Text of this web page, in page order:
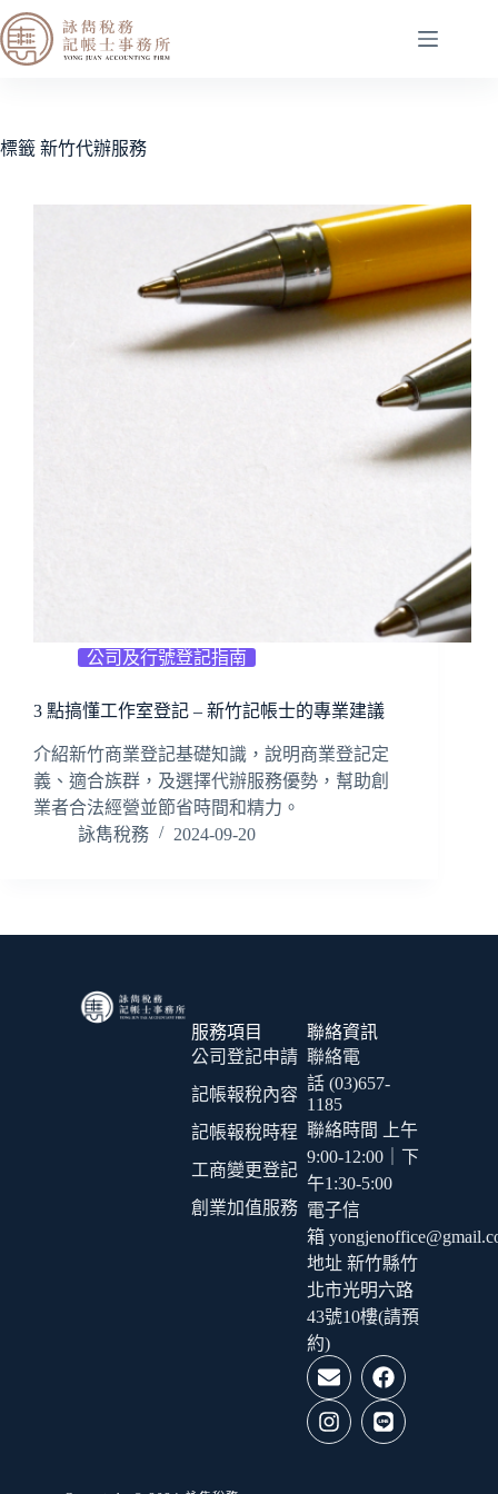
標籤 新竹代辦服務
公司及行號登記指南
3 點搞懂工作室登記 – 新竹記帳士的專業建議
介紹新竹商業登記基礎知識，說明商業登記定
義、適合族群，及選擇代辦服務優勢，幫助創
業者合法經營並節省時間和精力。
詠雋稅務
2024-09-20
服務項目
公司登記申請
記帳報稅內容
記帳報稅時程
工商變更登記
創業加值服務
聯絡資訊
聯絡電
話 (03)657-
1185
聯絡時間 上午
9:00-12:00｜下
午1:30-5:00
電子信
箱
地址 新竹縣竹
北市光明六路
43號10樓(請預
約)